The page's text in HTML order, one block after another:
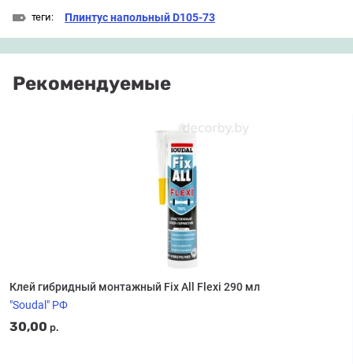
теги: Плинтус напольный D105-73
Рекомендуемые
Клей гибридный монтажный Fix All Flexi 290 мл
"Soudal" РФ
30,00 р.